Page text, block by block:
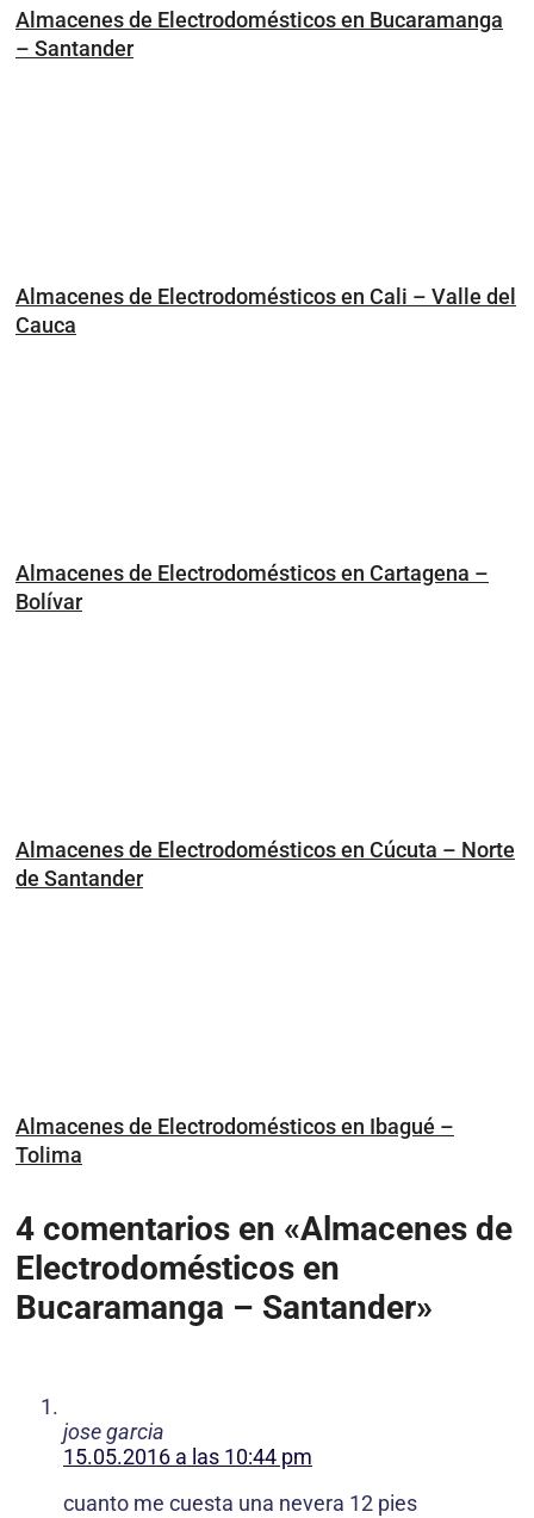
Almacenes de Electrodomésticos en Bucaramanga
– Santander
Almacenes de Electrodomésticos en Cali – Valle del
Cauca
Almacenes de Electrodomésticos en Cartagena –
Bolívar
Almacenes de Electrodomésticos en Cúcuta – Norte
de Santander
Almacenes de Electrodomésticos en Ibagué –
Tolima
4 comentarios en «Almacenes de
Electrodomésticos en
Bucaramanga – Santander»
jose garcia
15.05.2016 a las 10:44 pm
cuanto me cuesta una nevera 12 pies